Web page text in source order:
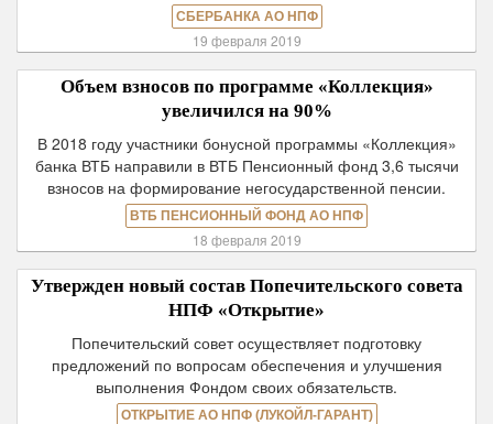
СБЕРБАНКА АО НПФ
19 февраля 2019
Объем взносов по программе «Коллекция»
увеличился на 90%
В 2018 году участники бонусной программы «Коллекция»
банка ВТБ направили в ВТБ Пенсионный фонд 3,6 тысячи
взносов на формирование негосударственной пенсии.
ВТБ ПЕНСИОННЫЙ ФОНД АО НПФ
18 февраля 2019
Утвержден новый состав Попечительского совета
НПФ «Открытие»
Попечительский совет осуществляет подготовку
предложений по вопросам обеспечения и улучшения
выполнения Фондом своих обязательств.
ОТКРЫТИЕ АО НПФ (ЛУКОЙЛ-ГАРАНТ)